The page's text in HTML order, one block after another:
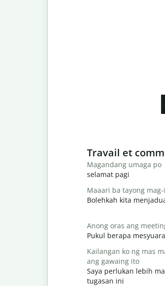
Slide 1 of 6
Travail et
Magandang umaga po
selamat pagi
Maaari ba tayong
Bolehkah kita
Anong oras ang
Pukul berapa
Kailangan ko ng mas
ang gawaing ito
Saya perlukan lebih
tugasan ini